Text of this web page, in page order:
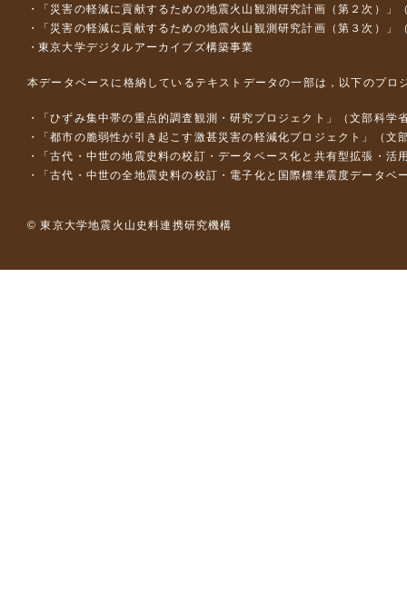
「災害の軽減に貢献するための地震火山観測研究計画（第２次）」
「災害の軽減に貢献するための地震火山観測研究計画（第３次）」
東京大学デジタルアーカイブズ構築事業
本データベースに格納しているテキストデータの一部は，以下のプロ
「ひずみ集中帯の重点的調査観測・研究プロジェクト」（文部科
「都市の脆弱性が引き起こす激甚災害の軽減化プロジェクト」（
「古代・中世の地震史料の校訂・データベース化と共有型拡張・
「古代・中世の全地震史料の校訂・電子化と国際標準震度データ
© 東京大学地震火山史料連携研究機構